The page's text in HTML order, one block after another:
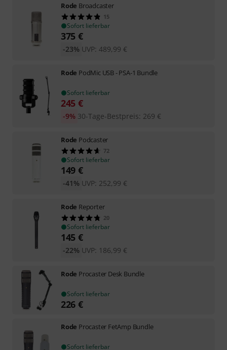
Rode Broadcaster
15
Sofort lieferbar
375 €
UVP: 489,99 €
-23%
Rode PodMic USB - PSA-1 Bundle
Sofort lieferbar
245 €
30-Tage-Bestpreis: 269 €
-9%
Rode Podcaster
72
Sofort lieferbar
149 €
UVP: 252,99 €
-41%
Rode Reporter
20
Sofort lieferbar
145 €
UVP: 186,99 €
-22%
Rode Procaster Desk Bundle
Sofort lieferbar
226 €
Rode Procaster FetAmp Bundle
Sofort lieferbar